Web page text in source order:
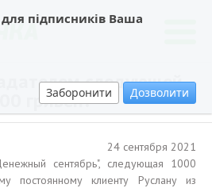
підписників Ваша
Заборонити Дозволити
следующей
гривен?
24 сентября 2021
сентябрь", следующая 1000
постоянному клиенту Руслану из